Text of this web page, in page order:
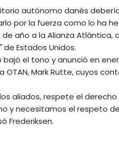
autónomo danés
por la fuerza como lo ha
año a la Alianza Atlántica,
Estados Unidos.
el tono y anunció en
Mark Rutte, cuyos
aliados, respete el
y necesitamos el respeto
Frederiksen.